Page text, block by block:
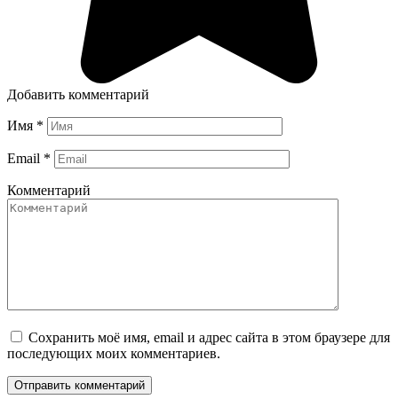
Добавить комментарий
Имя *
Email *
Комментарий
Сохранить моё имя, email и адрес сайта в этом браузере для
последующих моих комментариев.